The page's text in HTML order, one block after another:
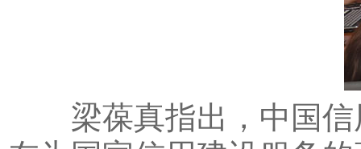
梁葆真指出，中国信